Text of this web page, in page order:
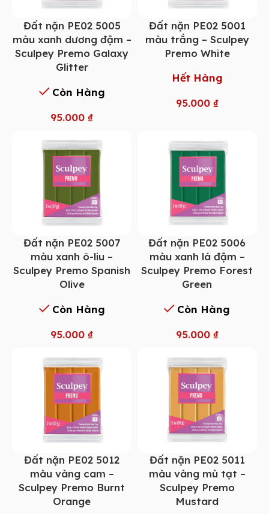
Đất nặn PE02 5005
màu xanh dương đậm –
Sculpey Premo Galaxy
Glitter
Còn Hàng
95.000 ₫
Đất nặn PE02 5001
màu trắng – Sculpey
Premo White
Hết Hàng
95.000 ₫
Đất nặn PE02 5007
màu xanh ô-liu –
Sculpey Premo Spanish
Olive
Còn Hàng
95.000 ₫
Đất nặn PE02 5006
màu xanh lá đậm –
Sculpey Premo Forest
Green
Còn Hàng
95.000 ₫
Đất nặn PE02 5012
màu vàng cam –
Sculpey Premo Burnt
Orange
Đất nặn PE02 5011
màu vàng mù tạt –
Sculpey Premo
Mustard